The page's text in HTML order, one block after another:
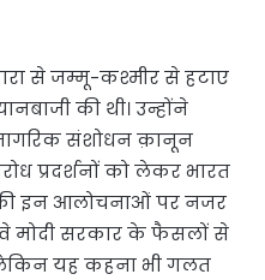
से जम्मू-कश्मीर से हटाए
की थी। उन्होंने
संशोधन क़ानून
प्रदर्शनों को लेकर भारत
इन आलोचनाओं पर नजर
वे मोदी सरकार के फैसलों से
यह कहना भी गलत